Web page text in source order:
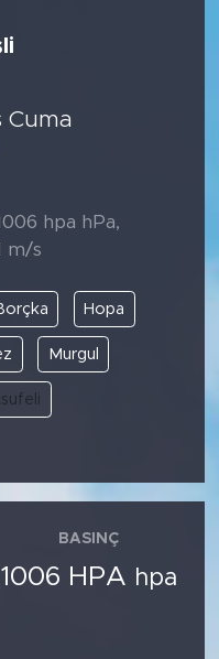
hpa hPa,
m/s
Hopa
Murgul
BASINÇ
1006 HPA hpa